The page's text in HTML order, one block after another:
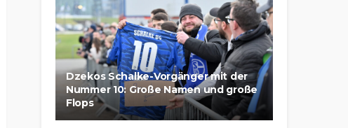
Dzekos Schalke-Vorgänger mit der
Nummer 10: Große Namen und große
Flops